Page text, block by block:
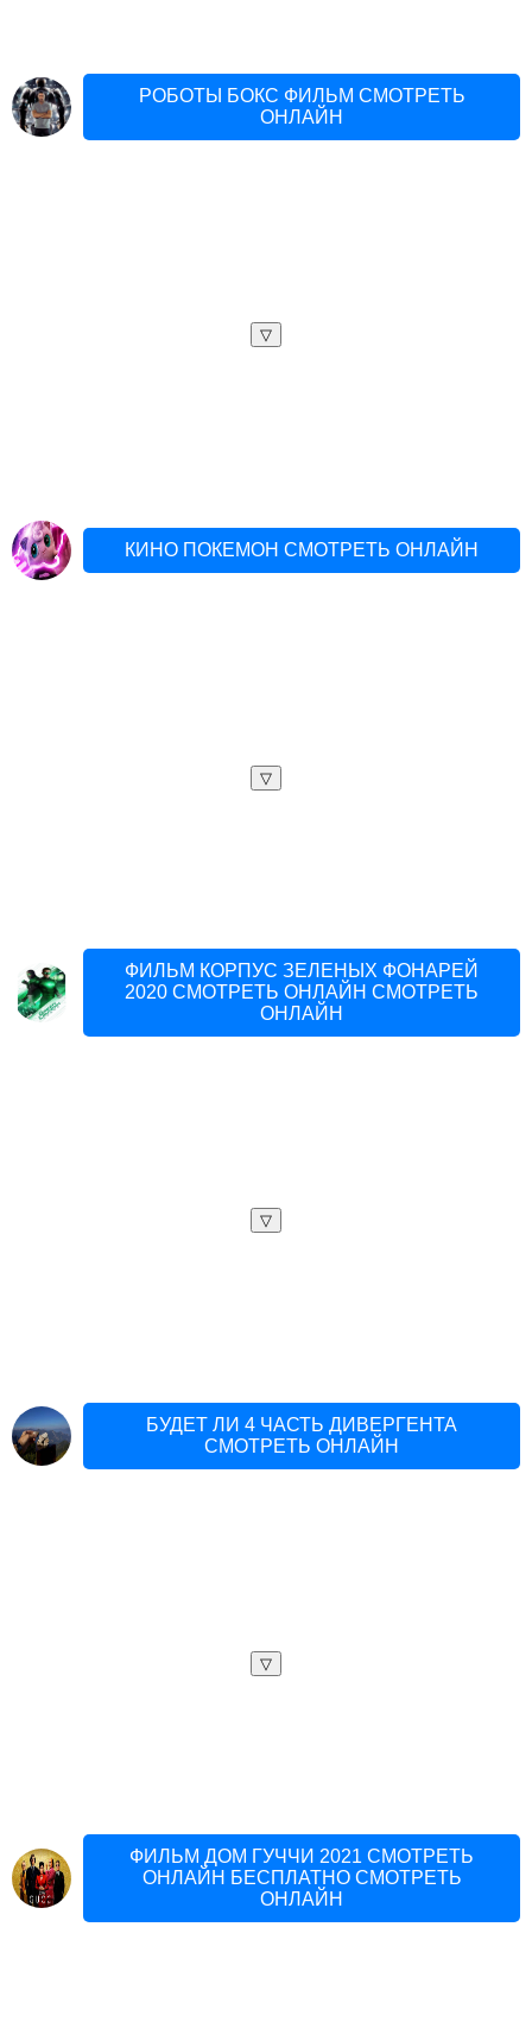
РОБОТЫ БОКС ФИЛЬМ СМОТРЕТЬ
ОНЛАЙН
▽
КИНО ПОКЕМОН СМОТРЕТЬ ОНЛАЙН
▽
ФИЛЬМ КОРПУС ЗЕЛЕНЫХ ФОНАРЕЙ
2020 СМОТРЕТЬ ОНЛАЙН СМОТРЕТЬ
ОНЛАЙН
▽
БУДЕТ ЛИ 4 ЧАСТЬ ДИВЕРГЕНТА
СМОТРЕТЬ ОНЛАЙН
▽
ФИЛЬМ ДОМ ГУЧЧИ 2021 СМОТРЕТЬ
ОНЛАЙН БЕСПЛАТНО СМОТРЕТЬ
ОНЛАЙН